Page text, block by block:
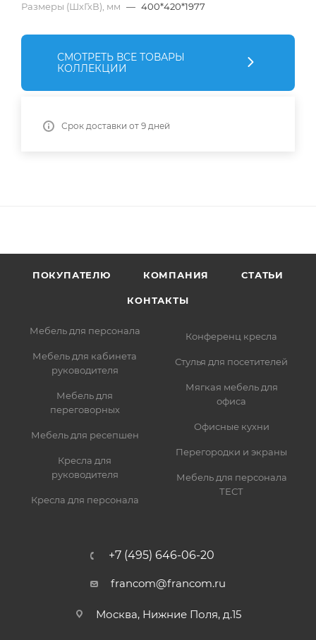
Размеры (ШхГхВ), мм — 400*420*1977
СМОТРЕТЬ ВСЕ ТОВАРЫ
КОЛЛЕКЦИИ
Срок доставки от 9 дней
ПОКУПАТЕЛЮ КОМПАНИЯ СТАТЬИ
КОНТАКТЫ
Мебель для персонала
Мебель для кабинета
руководителя
Мебель для
переговорных
Мебель для ресепшен
Кресла для
руководителя
Кресла для персонала
Конференц кресла
Стулья для посетителей
Мягкая мебель для
офиса
Офисные кухни
Перегородки и экраны
Мебель для персонала
ТЕСТ
+7 (495) 646-06-20
francom@francom.ru
Москва, Нижние Поля, д.15